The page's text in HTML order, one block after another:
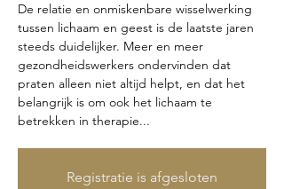
De relatie en onmiskenbare wisselwerking
tussen lichaam en geest is de laatste jaren
steeds duidelijker. Meer en meer
gezondheidswerkers ondervinden dat
praten alleen niet altijd helpt, en dat het
belangrijk is om ook het lichaam te
betrekken in therapie...
Registratie is afgesloten